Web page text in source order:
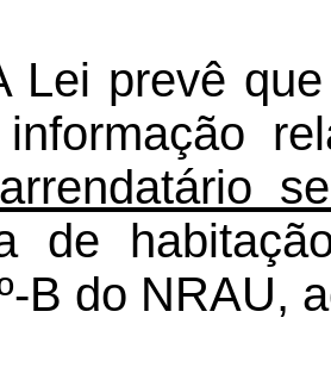
Lei prevê
de
B do NRAU,